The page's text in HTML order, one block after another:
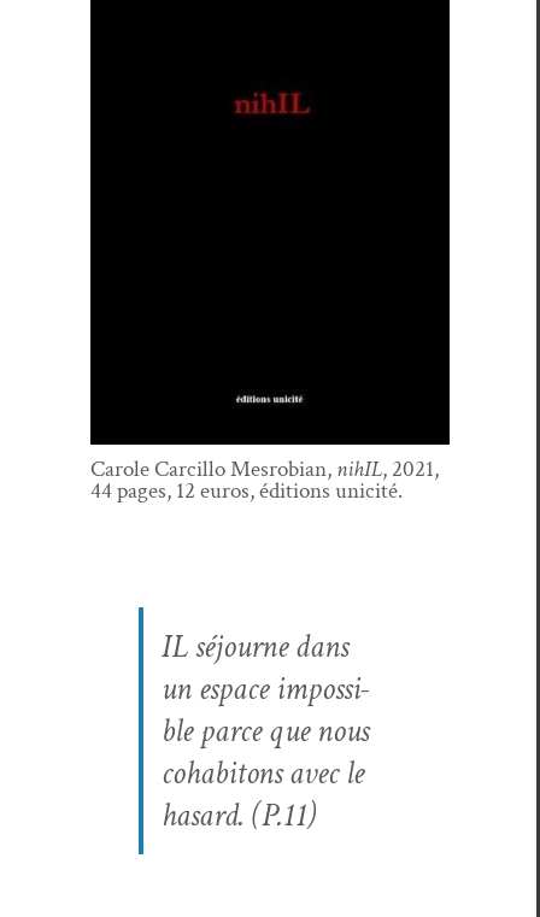
Car­ole Car­cil­lo Mes­ro­bian, nihIL, 2021,
44 pages, 12 euros, édi­tions unicité.
IL séjourne dans
un espace impos­si­
ble parce que nous
cohab­itons avec le
hasard. (P.11)